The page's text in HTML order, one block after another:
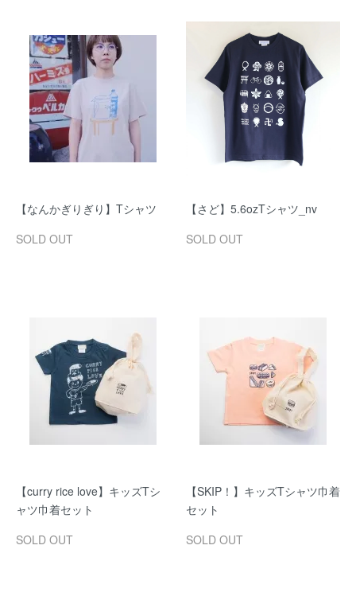
【なんかぎりぎり】Tシャツ
SOLD OUT
【さど】5.6ozTシャツ_nv
SOLD OUT
【curry rice love】キッズTシ
ャツ巾着セット
SOLD OUT
【SKIP！】キッズTシャツ巾着
セット
SOLD OUT